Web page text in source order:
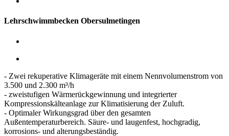
Lehrschwimmbecken Obersulmetingen
- Zwei rekuperative Klimageräte mit einem Nennvolumenstrom von
3.500 und 2.300 m³/h
- zweistufigen Wärmerückgewinnung und integrierter
Kompressionskälteanlage zur Klimatisierung der Zuluft.
- Optimaler Wirkungsgrad über den gesamten
Außentemperaturbereich. Säure- und laugenfest, hochgradig,
korrosions- und alterungsbeständig.